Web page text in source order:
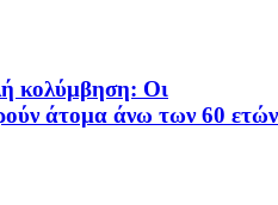
κολύμβηση: Οι
άτομα άνω των 60 ετών